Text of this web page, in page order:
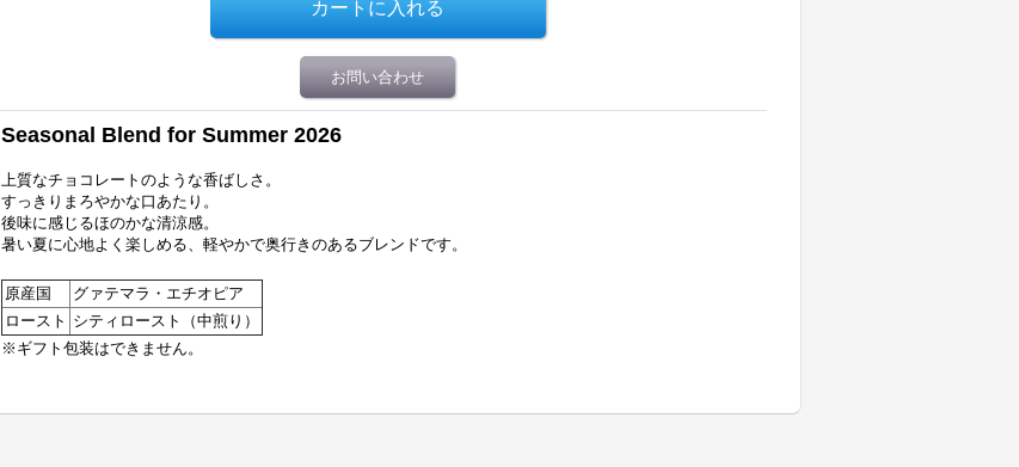
お問い合わせ
Seasonal Blend for Summer 2026
上質なチョコレートのような香ばしさ。
すっきりまろやかな口あたり。
後味に感じるほのかな清涼感。
暑い夏に心地よく楽しめる、軽やかで奥行きのあるブレンドです。
原産国
グァテマラ・エチオピア
ロースト シティロースト（中煎り）
※ギフト包装はできません。